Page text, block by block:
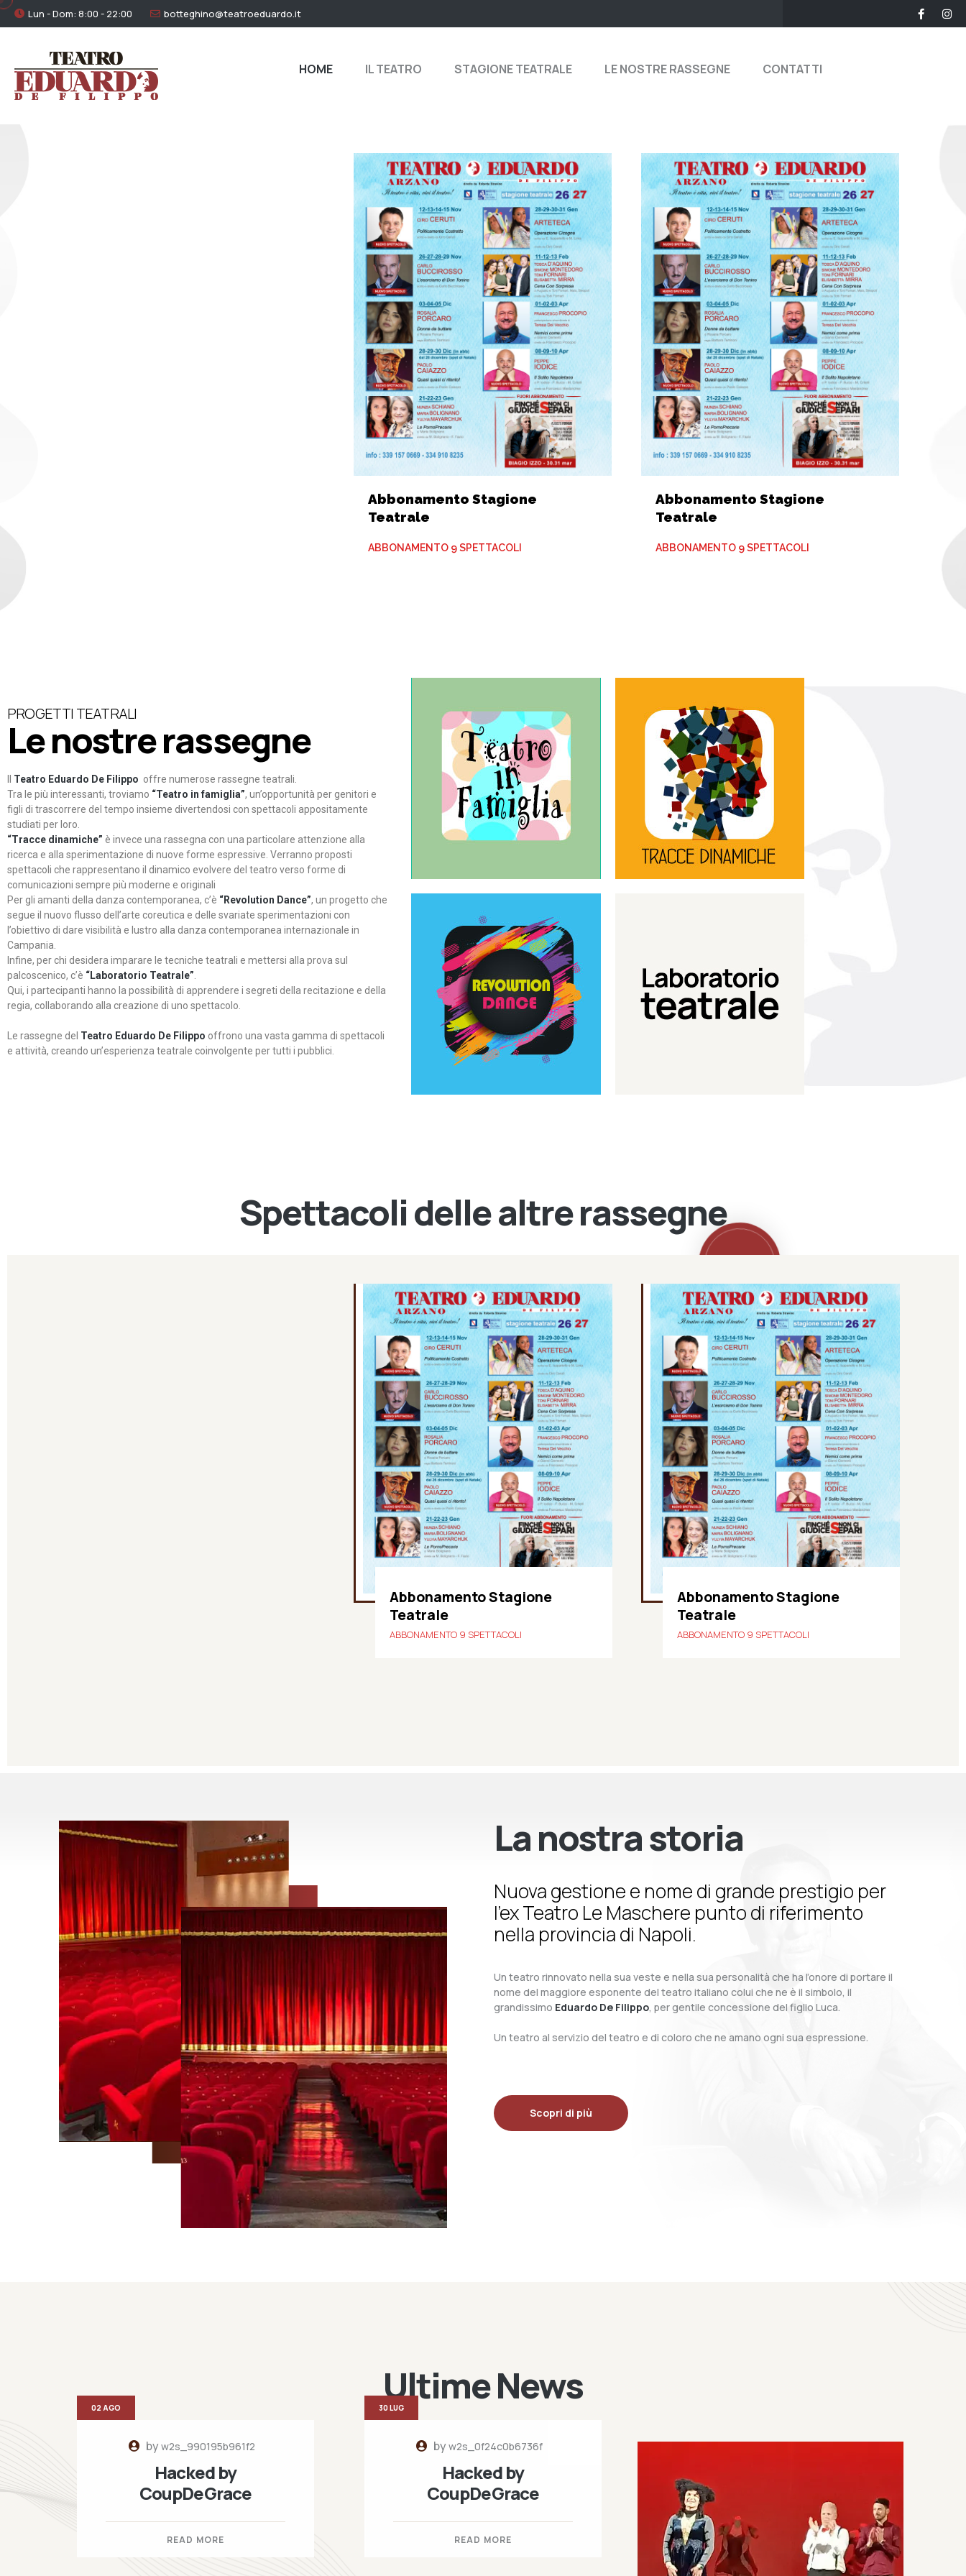
Lun - Dom: 8:00 - 22:00 botteghino@teatroeduardo.it
HOME IL TEATRO STAGIONE TEATRALE LE NOSTRE RASSEGNE CONTATTI
Abbonamento Stagione
Teatrale
ABBONAMENTO 9 SPETTACOLI
Abbonamento Stagione
Teatrale
ABBONAMENTO 9 SPETTACOLI
PROGETTI TEATRALI
Le nostre rassegne
Teatro Eduardo De Filippo offre numerose rassegne teatrali.
Tra le più interessanti, troviamo “Teatro in famiglia”, un’opportunità per genitori e
figli di trascorrere del tempo insieme divertendosi con spettacoli appositamente
studiati per loro.
“Tracce dinamiche” è invece una rassegna con una particolare attenzione alla
ricerca e alla sperimentazione di nuove forme espressive. Verranno proposti
spettacoli che rappresentano il dinamico evolvere del teatro verso forme di
comunicazioni sempre più moderne e originali
Per gli amanti della danza contemporanea, c’è “Revolution Dance”, un progetto che
segue il nuovo flusso dell’arte coreutica e delle svariate sperimentazioni con
l’obiettivo di dare visibilità e lustro alla danza contemporanea internazionale in
Campania.
Infine, per chi desidera imparare le tecniche teatrali e mettersi alla prova sul
palcoscenico, c’è “Laboratorio Teatrale”
Qui, i partecipanti hanno la possibilità di apprendere i segreti della recitazione e della
regia, collaborando alla creazione di uno spettacolo.
Le rassegne del Teatro Eduardo De Filippo offrono una vasta gamma di spettacoli
e attività, creando un’esperienza teatrale coinvolgente per tutti i pubblici.
Teatro in famiglia
Teatro In Famiglia è una
rassegna di teatro concepita
per far condividere e godere
del teatro all’intera famiglia.
Continua
Tracce dinamiche
Tracce Dinamiche è una
rassegna di teatro
d’innovazione e sperimentale.
Continua
Revolution Dance
Rassegna di danza
contemporanea – I Edizione
Continua
Laboratorio di teatro del
Teatro Eduardo de Filippo
Spettacoli delle altre rassegne
Abbonamento Stagione
Teatrale
ABBONAMENTO 9 SPETTACOLI
Abbonamento Stagione
Teatrale
ABBONAMENTO 9 SPETTACOLI
La nostra storia
Nuova gestione e nome di grande prestigio per
l’ex Teatro Le Maschere punto di riferimento
nella provincia di Napoli.
Un teatro rinnovato nella sua veste e nella sua personalità che ha l’onore di portare il
nome del maggiore esponente del teatro italiano colui che ne è il simbolo, il
grandissimo Eduardo De Filippo, per gentile concessione del figlio Luca.
Un teatro al servizio del teatro e di coloro che ne amano ogni sua espressione.
Scopri di più
Ultime News
byw2s_990195b961f2
Hacked by
CoupDeGrace
READ MORE
02 AGO
byw2s_0f24c0b6736f
Hacked by
CoupDeGrace
READ MORE
30 LUG